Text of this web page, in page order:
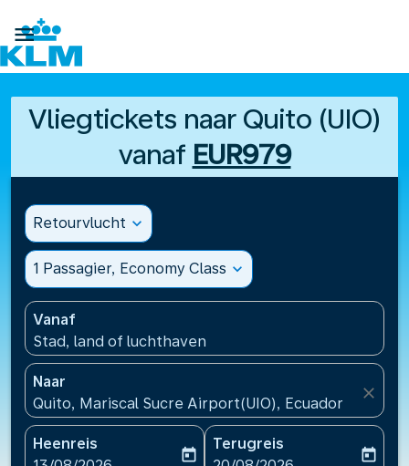

Vliegtickets naar Quito (UIO)
vanaf EUR979
Retourvlucht expand_more
1 Passagier, Economy Class expand_more
Vanaf
Stad, land of luchthaven
Naar
Quito, Mariscal Sucre Airport(UIO), Ecuador
close
Heenreis
today
Terugreis
today